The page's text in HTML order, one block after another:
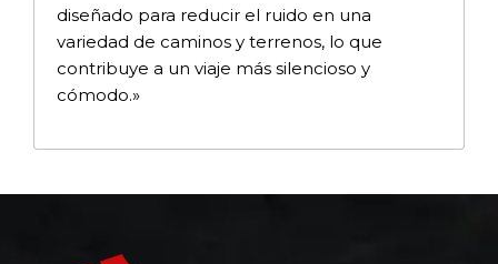
diseñado para reducir el ruido en una
variedad de caminos y terrenos, lo que
contribuye a un viaje más silencioso y
cómodo.»